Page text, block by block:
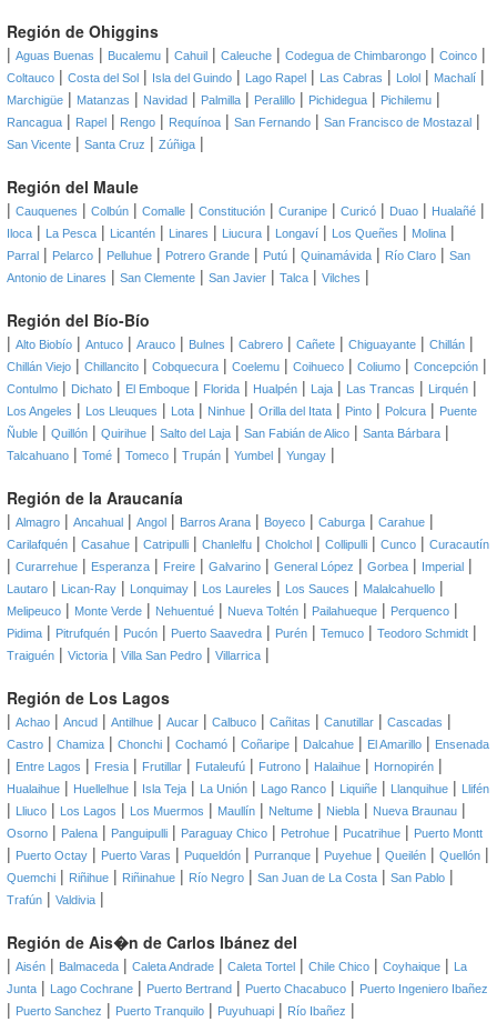
Región de Ohiggins
| Aguas Buenas | Bucalemu | Cahuil | Caleuche | Codegua de Chimbarongo | Coinco |
Coltauco | Costa del Sol | Isla del Guindo | Lago Rapel | Las Cabras | Lolol | Machalí |
Marchigüe | Matanzas | Navidad | Palmilla | Peralillo | Pichidegua | Pichilemu |
Rancagua | Rapel | Rengo | Requínoa | San Fernando | San Francisco de Mostazal |
San Vicente | Santa Cruz | Zúñiga |
Región del Maule
| Cauquenes | Colbún | Comalle | Constitución | Curanipe | Curicó | Duao | Hualañé |
Iloca | La Pesca | Licantén | Linares | Liucura | Longaví | Los Queñes | Molina |
Parral | Pelarco | Pelluhue | Potrero Grande | Putú | Quinamávida | Río Claro | San
Antonio de Linares | San Clemente | San Javier | Talca | Vilches |
Región del Bío-Bío
| Alto Biobío | Antuco | Arauco | Bulnes | Cabrero | Cañete | Chiguayante | Chillán |
Chillán Viejo | Chillancito | Cobquecura | Coelemu | Coihueco | Coliumo | Concepción |
Contulmo | Dichato | El Emboque | Florida | Hualpén | Laja | Las Trancas | Lirquén |
Los Angeles | Los Lleuques | Lota | Ninhue | Orilla del Itata | Pinto | Polcura | Puente
Ñuble | Quillón | Quirihue | Salto del Laja | San Fabián de Alico | Santa Bárbara |
Talcahuano | Tomé | Tomeco | Trupán | Yumbel | Yungay |
Región de la Araucanía
| Almagro | Ancahual | Angol | Barros Arana | Boyeco | Caburga | Carahue |
Carilafquén | Casahue | Catripulli | Chanlelfu | Cholchol | Collipulli | Cunco | Curacautín
| Curarrehue | Esperanza | Freire | Galvarino | General López | Gorbea | Imperial |
Lautaro | Lican-Ray | Lonquimay | Los Laureles | Los Sauces | Malalcahuello |
Melipeuco | Monte Verde | Nehuentué | Nueva Toltén | Pailahueque | Perquenco |
Pidima | Pitrufquén | Pucón | Puerto Saavedra | Purén | Temuco | Teodoro Schmidt |
Traiguén | Victoria | Villa San Pedro | Villarrica |
Región de Los Lagos
| Achao | Ancud | Antilhue | Aucar | Calbuco | Cañitas | Canutillar | Cascadas |
Castro | Chamiza | Chonchi | Cochamó | Coñaripe | Dalcahue | El Amarillo | Ensenada
| Entre Lagos | Fresia | Frutillar | Futaleufú | Futrono | Halaihue | Hornopirén |
Hualaihue | Huellelhue | Isla Teja | La Unión | Lago Ranco | Liquiñe | Llanquihue | Llifén
| Lliuco | Los Lagos | Los Muermos | Maullín | Neltume | Niebla | Nueva Braunau |
Osorno | Palena | Panguipulli | Paraguay Chico | Petrohue | Pucatrihue | Puerto Montt
| Puerto Octay | Puerto Varas | Puqueldón | Purranque | Puyehue | Queilén | Quellón |
Quemchi | Riñihue | Riñinahue | Río Negro | San Juan de La Costa | San Pablo |
Trafún | Valdivia |
Región de Ais�n de Carlos Ibánez del
| Aisén | Balmaceda | Caleta Andrade | Caleta Tortel | Chile Chico | Coyhaique |
La
Junta | Lago Cochrane | Puerto Bertrand | Puerto Chacabuco | Puerto Ingeniero Ibañez
| Puerto Sanchez | Puerto Tranquilo | Puyuhuapi | Río Ibañez |